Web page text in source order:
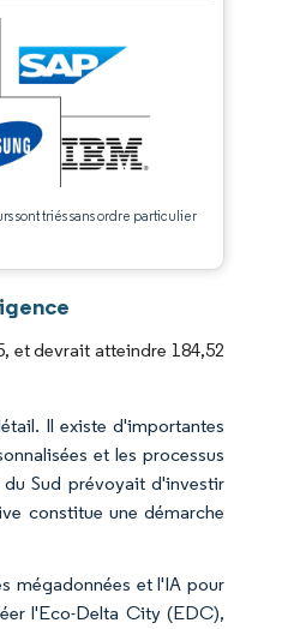
sont triés sans ordre particulier
et devrait atteindre 184,52
Il existe d'importantes
et les processus
du Sud prévoyait d'investir
constitue une démarche
mégadonnées et l'IA pour
l'Eco-Delta City (EDC),